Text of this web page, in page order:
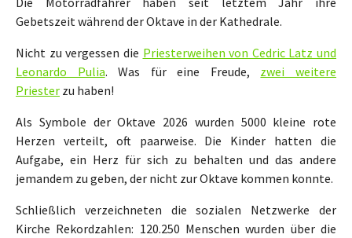
Gebetszeit während der Oktave in der Kathedrale.
Nicht zu vergessen die Priesterweihen von Cedric Latz und
Leonardo Pulia. Was für eine Freude, zwei weitere
Priester zu haben!
Als Symbole der Oktave 2026 wurden 5000 kleine rote
Herzen verteilt, oft paarweise. Die Kinder hatten die
Aufgabe, ein Herz für sich zu behalten und das andere
jemandem zu geben, der nicht zur Oktave kommen konnte.
Schließlich verzeichneten die sozialen Netzwerke der
Kirche Rekordzahlen: 120.250 Menschen wurden über die